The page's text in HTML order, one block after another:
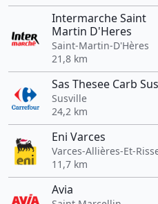
Intermarche Saint
Martin D'Heres
Saint-Martin-D'Hères
21,8 km
Sas Thesee Carb
Susville
24,2 km
Eni Varces
Varces-Allières-Et-
11,7 km
Avia